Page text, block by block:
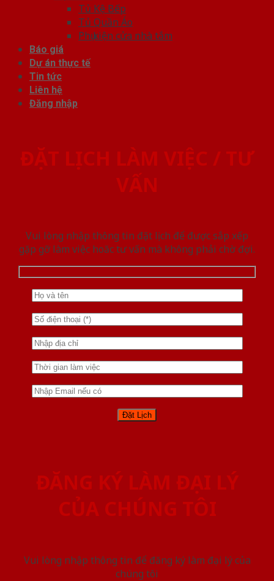
Tủ Kệ Bếp
Tủ Quần Áo
Phụ kiện cửa nhà tắm
Báo giá
Dự án thực tế
Tin tức
Liên hệ
Đăng nhập
ĐẶT LỊCH LÀM VIỆC / TƯ
VẤN
Vui lòng nhập thông tin đặt lịch để được sắp xếp
gặp gỡ làm việc hoăc tư vấn mà không phải chờ đợi.
ĐĂNG KÝ LÀM ĐẠI LÝ
CỦA CHÚNG TÔI
Vui lòng nhập thông tin để đăng ký làm đại lý của
chúng tôi